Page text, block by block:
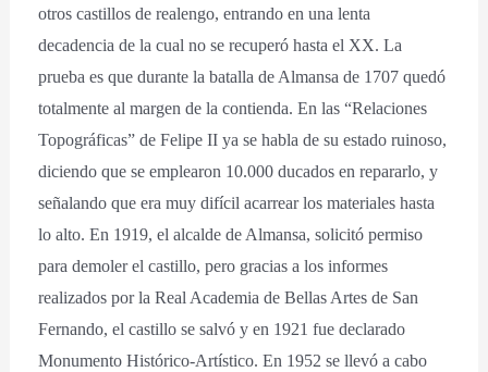
otros castillos de realengo, entrando en una lenta
decadencia de la cual no se recuperó hasta el XX. La
prueba es que durante la batalla de Almansa de 1707 quedó
totalmente al margen de la contienda. En las “Relaciones
Topográficas” de Felipe II ya se habla de su estado ruinoso,
diciendo que se emplearon 10.000 ducados en repararlo, y
señalando que era muy difícil acarrear los materiales hasta
lo alto. En 1919, el alcalde de Almansa, solicitó permiso
para demoler el castillo, pero gracias a los informes
realizados por la Real Academia de Bellas Artes de San
Fernando, el castillo se salvó y en 1921 fue declarado
Monumento Histórico-Artístico. En 1952 se llevó a cabo